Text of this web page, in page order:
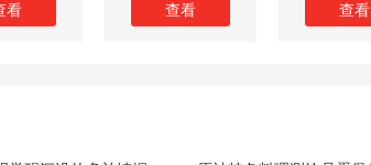
看
查看 查看